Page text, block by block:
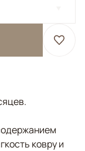
ковру и